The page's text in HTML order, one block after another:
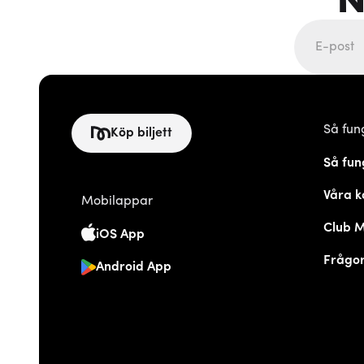
Köp biljett
Mobilappar
iOS App
Android App
Så
Så
Våra
Club